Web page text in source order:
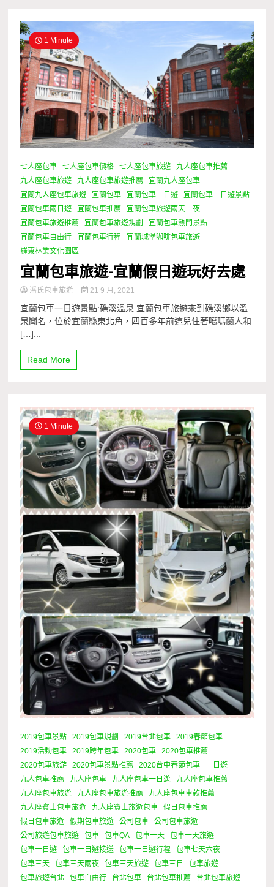
1 Minute
七人座包車 七人座包車價格 七人座包車旅遊
九人座包車推薦
九人座包車旅遊
九人座包車旅遊推薦
宜蘭九人座包車
宜蘭九人座包車旅遊
宜蘭包車 宜蘭包車一日遊
宜蘭包車一日遊景點
宜蘭包車兩日遊
宜蘭包車推薦
宜蘭包車旅遊兩天一夜
宜蘭包車旅遊推薦
宜蘭包車旅遊規劃
宜蘭包車熱門景點
宜蘭包車自由行
宜蘭包車行程
宜蘭城堡咖啡包車旅遊
羅東林業文化園區
宜蘭包車旅遊-宜蘭假日遊玩好去處
潘氏包車旅遊 21 9 月, 2021
宜蘭包車一日遊景點:礁溪溫泉 宜蘭包車旅遊來到礁溪鄉以溫
泉聞名，位於宜蘭縣東北角，四百多年前這兒住著噶瑪蘭人和
[…]...
Read More
1 Minute
2019包車景點 2019包車規劃 2019台北包車
2019春節包車
2019活動包車
2019跨年包車 2020包車
2020包車推薦
2020包車旅游
2020包車景點推薦 2020台中春節包車
一日遊
九人包車推薦
九人座包車 九人座包車一日遊
九人座包車推薦
九人座包車旅遊
九人座包車旅遊推薦
九人座包車車款推薦
九人座賓士包車旅遊
九人座賓士旅遊包車
假日包車推薦
假日包車旅遊
假期包車旅遊 公司包車
公司包車旅遊
公司旅遊包車旅遊
包車 包車QA 包車一天
包車一天旅遊
包車一日遊
包車一日遊接送 包車一日遊行程
包車七天六夜
包車三天
包車三天兩夜 包車三天旅遊 包車三日
包車旅遊
包車旅遊台北
包車自由行 台北包車 台北包車推薦 台北包車旅遊